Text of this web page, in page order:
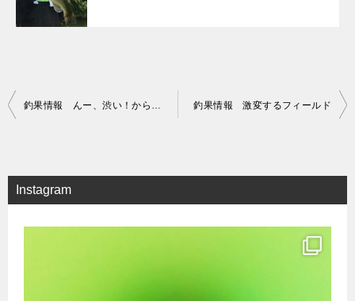
投
ビ
ゲ
釣果情報 んー、渋い！からの怒涛の6連続バイト！！ 釣果情報 激変するフィールド
Instagram